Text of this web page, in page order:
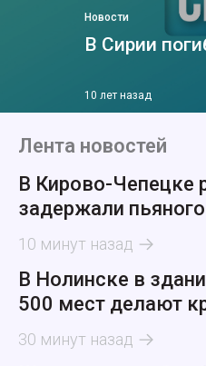
Новости
В Сирии
10 лет назад
Лента новостей
В Кирово-Чепецке
задержали
10 минут назад
В Нолинске в
500 мест делают
30 минут назад